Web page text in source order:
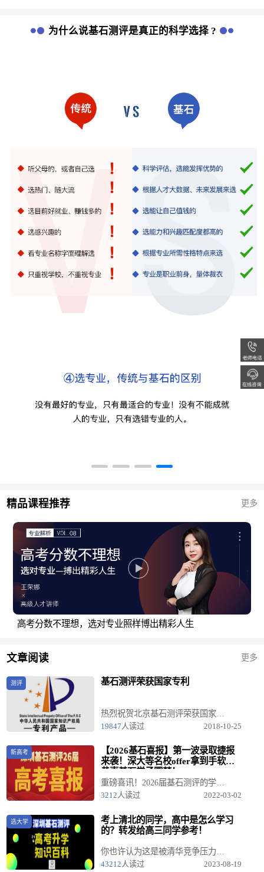
为什么说基石测评是真正的科学选择 ?
精品课程推荐 更多
高考分数不理想，选对专业照样博出精彩人生
文章阅读 更多
测评 基石测评荣获国家专利
热烈祝贺北京基石测评荣获国家专利....
19847人读过 2018-10-25
新高考
【2026基石喜报】第一波录取捷报
来袭！深大等名校offer拿到手软，
恭喜基石学子圆梦！
重磅喜讯！2026届基石测评的学子们开始霸榜了！ 当各大高校开始发放录取通知书，深圳基石测评的微信群里也变成了欢乐的海洋！看着孩子们的名字与心仪的大学紧紧相连，我们感到无比的骄傲与自豪。
3212人读过 2022-03-02
选大学
考上清北的同学，高中是怎么学习
的？转发给高三同学参考！
你也许认为这是被清华竞争压力逼的，但是事实上，对大多数清华学生来说，这就是他们在中学刻苦努力的习惯、毅力和耐心的延续，以及受中学时培养出来的上进心与野心的激励。
43212人读过 2023-08-19